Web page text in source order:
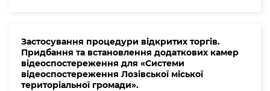
Застосування процедури відкритих торгів.
Придбання та встановлення додаткових камер
відеоспостереження для «Системи
відеоспостереження Лозівської міської
територіальної громади».